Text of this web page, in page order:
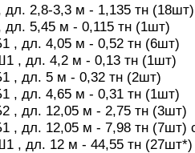
дл. 2,8-3,3 м - 1,135 тн (18шт)
дл. 5,45 м - 0,115 тн (1шт)
, дл. 4,05 м - 0,52 тн (6шт)
, дл. 4,2 м - 0,13 тн (1шт)
, дл. 5 м - 0,32 тн (2шт)
, дл. 4,65 м - 0,31 тн (1шт)
, дл. 12,05 м - 2,75 тн (3шт)
, дл. 12,05 м - 7,98 тн (7шт)
, дл. 12 м - 44,55 тн (27шт*)